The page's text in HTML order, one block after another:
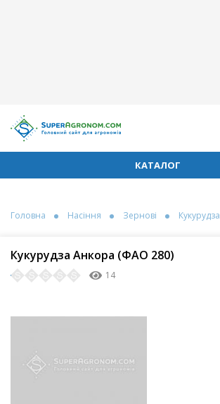
КАТАЛОГ
Головна Насіння Зернові Кукурудза
Кукурудза Анкора (ФАО 280)
14